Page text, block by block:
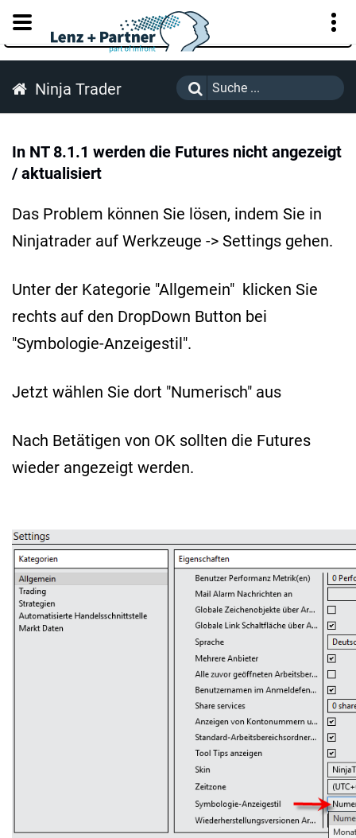
KUNDENPORTAL
Ninja Trader
In NT 8.1.1 werden die Futures nicht angezeigt
/ aktualisiert
Das Problem können Sie lösen, indem Sie in
Ninjatrader auf Werkzeuge -> Settings gehen.
Unter der Kategorie "Allgemein" klicken Sie
rechts auf den DropDown Button bei
"Symbologie-Anzeigestil".
Jetzt wählen Sie dort "Numerisch" aus
Nach Betätigen von OK sollten die Futures
wieder angezeigt werden.